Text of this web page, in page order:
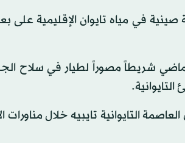
شريطاً مصوراً لطيار في سلاح الجو
التايوانية تايبيه خلال